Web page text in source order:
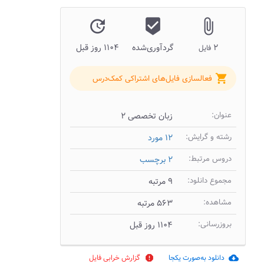
attach_file
۲ فایل
beenhere
گردآوری‌شده
update
۱۱۰۴ روز قبل
shopping_cart فعالسازی فایل‌های اشتراکی کمک‌درس
عنوان: زبان تخصصی ۲
رشته و گرایش: ۱۲ مورد
دروس مرتبط: ۲ برچسب
مجموع دانلود: ۹ مرتبه
مشاهده: ۵۶۳ مرتبه
بروزرسانی: ۱۱۰۴ روز قبل
cloud_download دانلود به‌صورت یکجا report گزارش خرابی فایل